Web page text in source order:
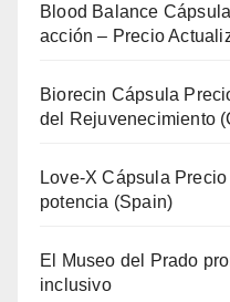
Blood Balance
acción – Precio
Biorecin Cápsula
del Rejuvenecimiento
Love-X Cápsula
potencia (Spain)
El Museo del Prado
inclusivo